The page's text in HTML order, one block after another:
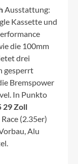
Ausstattung:
Kassette und
die 100mm
drei
gesperrt
Bremspower
In Punkto
29 Zoll
(2.35er)
Alu